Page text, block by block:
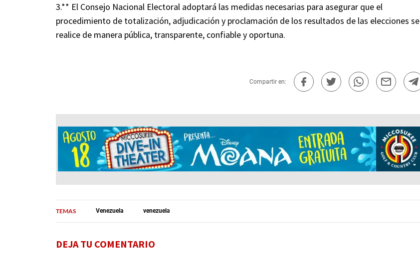
3.** El Consejo Nacional Electoral adoptará las medidas necesarias para asegurar que el
procedimiento de totalización, adjudicación y proclamación de los resultados de las elecciones se
realice de manera pública, transparente, confiable y oportuna.
Compartir en:
TEMAS Venezuela venezuela
DEJA TU COMENTARIO